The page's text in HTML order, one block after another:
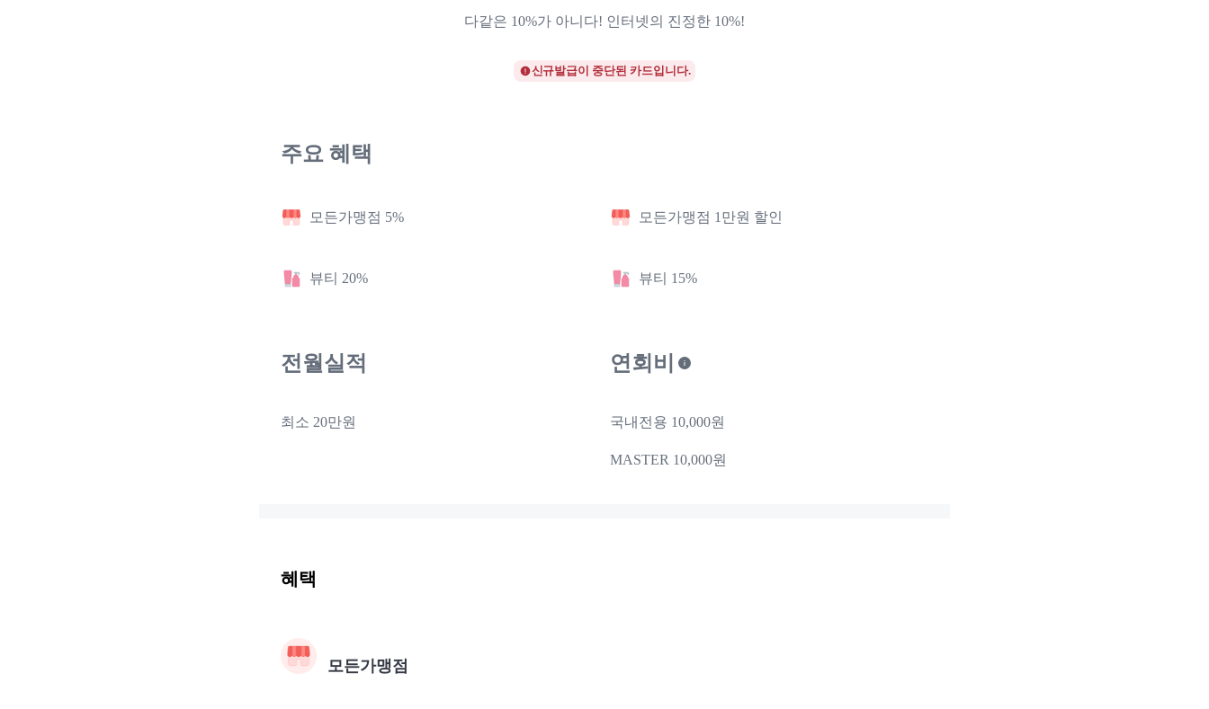
다같은 10%가 아니다! 인터넷의 진정한 10%!
신규발급이 중단된 카드입니다.
주요 혜택
모든가맹점 5% 모든가맹점 1만원 할인
뷰티 20% 뷰티 15%
전월실적
최소 20만원
연회비
국내전용 10,000원
MASTER 10,000원
혜택
모든가맹점